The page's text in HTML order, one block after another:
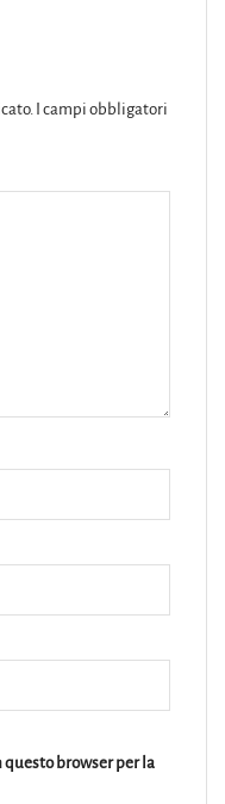
I campi obbligatori
questo browser per la